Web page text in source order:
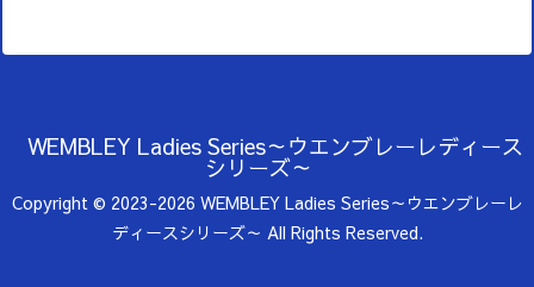
WEMBLEY Ladies Series～ウエンブレーレディース
シリーズ～
Copyright © 2023-2026 WEMBLEY Ladies Series～ウエンブレーレ
ディースシリーズ～ All Rights Reserved.